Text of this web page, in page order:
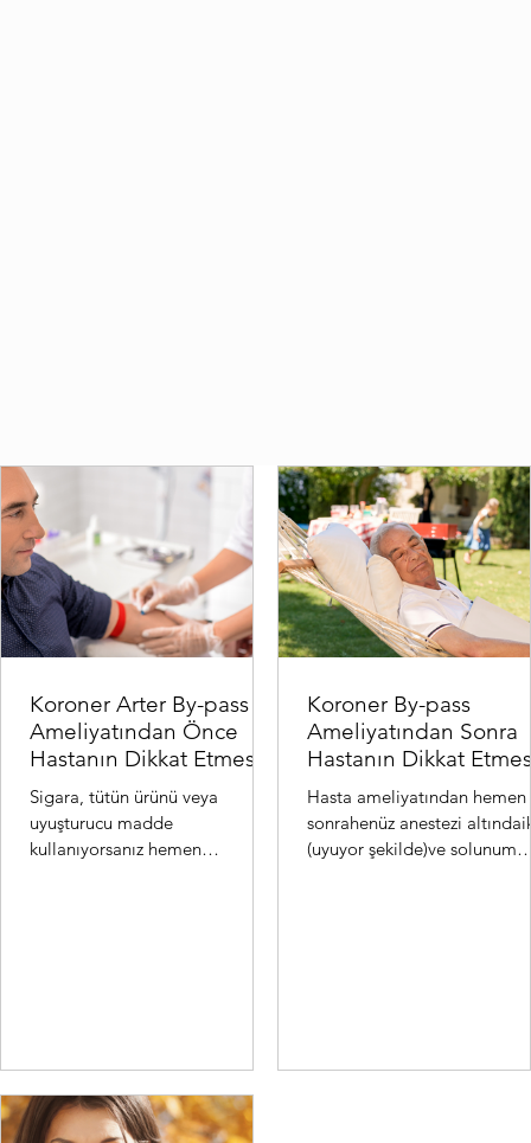
Hemen Başvur
Koroner Arter By-pass
Ameliyatından Önce
Hastanın Dikkat Etmesi
Gereken Hususlar:
Sigara, tütün ürünü veya
uyuşturucu madde
kullanıyorsanız hemen
Koroner By-pass
Ameliyatından Sonra
Hastanın Dikkat
Gereken Hususlar:
Hasta ameliyatından hemen
sonrahenüz anestezi
(uyuyor şekilde)ve solunum